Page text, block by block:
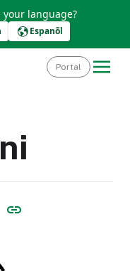
language?
Espanõl
Portal